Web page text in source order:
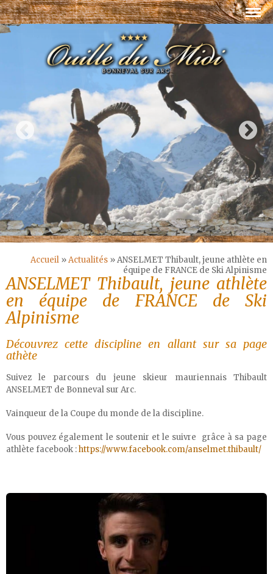
Accueil »Actualités »ANSELMET Thibault, jeune athlète en
équipe de FRANCE de Ski Alpinisme
ANSELMET Thibault, jeune athlète
en équipe de FRANCE de Ski
Alpinisme
Découvrez cette discipline en allant sur sa page
athète
Suivez le parcours du jeune skieur mauriennais Thibault
ANSELMET de Bonneval sur Arc.
Vainqueur de la Coupe du monde de la discipline.
Vous pouvez également le soutenir et le suivre grâce à sa page
athlète facebook :https://www.facebook.com/anselmet.thibault/